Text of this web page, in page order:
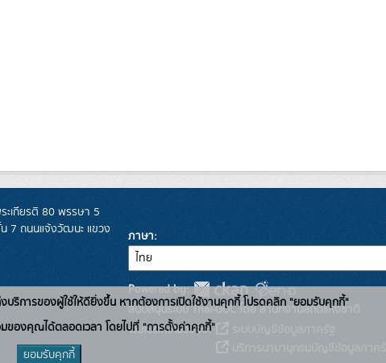
ะเกียรติ 80 พรรษา 5
7 ถนนแจ้งวัฒนะ แขวง
ภาษา
Powered by:
สนับสนุนระบบ Thai-GDC โดย สำนักงานสถิติแห่งชาติ
เว็บไซต์ที่เกี่ยวข้อง:
บริการของผู้ใช้ให้ดียิ่งขึ้น หากต้องการเปิดใช้งานคุกกี้ โปรดคลิก "ยอมรับคุกกี้"
องคุณได้ตลอดเวลา โดยไปที่ "การตั้งค่าคุกกี้"
ยอมรับคุกกี้